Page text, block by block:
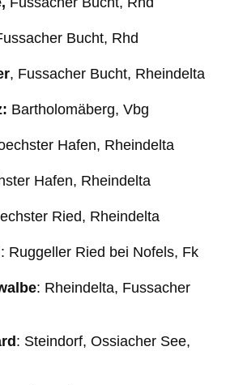
Bucht, Rhd
, Fussacher Bucht, Rheindelta
Bartholomäberg, Vbg
Hafen, Rheindelta
Hafen, Rheindelta
Ried, Rheindelta
: Ruggeller Ried bei Nofels, Fk
: Rheindelta, Fussacher
: Steindorf, Ossiacher See,